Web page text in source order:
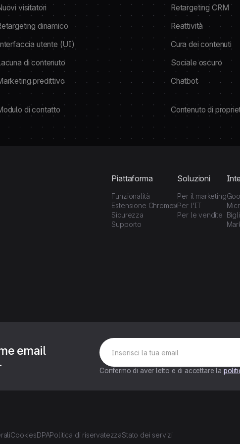
visitatori
Retargeting CRM
dinamico
Reattività
utente (UI)
Cura dei contenuti
di contenuto
Sociale oscuro
predittivo Chatbot
di contatto Contenuto di
Piattaforma
Funzionalità
Estensione Chrome
Sicurezza
Supporto
Soluzioni
Per il marketing
Per l'IT
Per le vendite
email
Confermo di aver letto e di accettare la
CookiesDPAPolitica di riservatezzaStato dei servizi